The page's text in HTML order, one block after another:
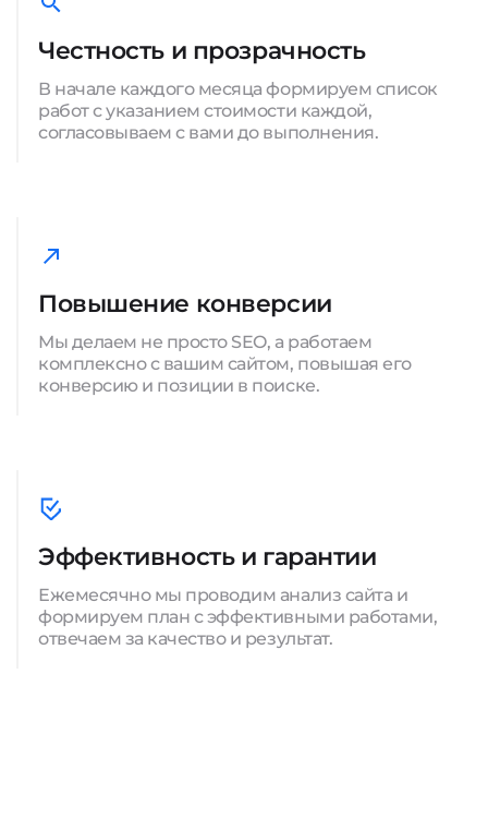
Честность и прозрачность
В начале каждого месяца формируем список
работ с указанием стоимости каждой,
согласовываем с вами до выполнения.
Повышение конверсии
Мы делаем не просто SEO, а работаем
комплексно с вашим сайтом, повышая его
конверсию и позиции в поиске.
Эффективность и гарантии
Ежемесячно мы проводим анализ сайта и
формируем план с эффективными работами,
отвечаем за качество и результат.